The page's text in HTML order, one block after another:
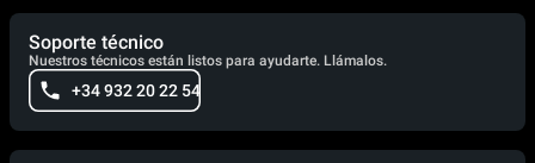
Soporte técnico
Nuestros técnicos están listos para ayudarte. Llámalos.
+34 932 20 22 54